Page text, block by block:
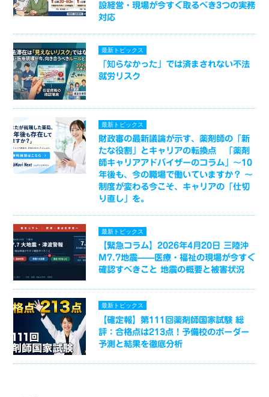
設経営・現場が今すぐ取るべき3つの実務
対応
最新トピックス
「知らなかった」では済まされない不法
就労リスク
最新トピックス
財政審の最新議論が示す、薬剤師の「新
たな役割」とキャリアの転換点 「薬剤
師キャリアアドバイザーのコラム」～10
年後も、今の職場で働いていますか？ ～
制度が変わる今こそ、キャリアの「仕切
り直し」を。
最新トピックス
【緊急コラム】2026年4月20日 三陸沖
M7.7地震——医療・福祉の現場が今すぐ
確認すべきこと 地震の概要と被害状況
最新トピックス
【確定報】第111回薬剤師国家試験 総
評：合格点は213点！予備校のボーダー
予測と結果を徹底分析